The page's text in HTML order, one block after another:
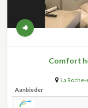
Comfort
La
Aanbieder